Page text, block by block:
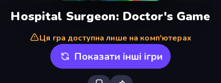
Hospital Surgeon: Doctor's Game
Ця гра доступна лише на комп'ютерах
Показати інші ігри